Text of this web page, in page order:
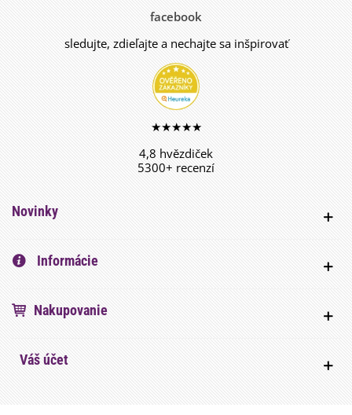
facebook
sledujte, zdieľajte a nechajte sa inšpirovať
★★★★★
4,8 hvězdiček
5300+ recenzí
Novinky
Informácie
Nakupovanie
Váš účet